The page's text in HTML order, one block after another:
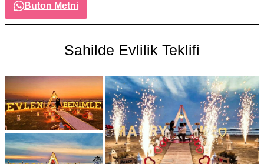
Buton Metni
Sahilde Evlilik Teklifi